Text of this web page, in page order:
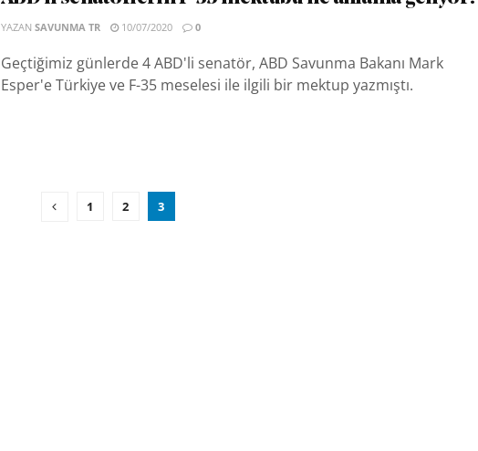
YAZAN SAVUNMA TR 10/07/2020 0
Geçtiğimiz günlerde 4 ABD'li senatör, ABD Savunma Bakanı Mark
Esper'e Türkiye ve F-35 meselesi ile ilgili bir mektup yazmıştı.
1 2 3